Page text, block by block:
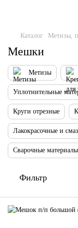
Каталог Метизы,
Мешки
Метизы
Уплотнительные
Круги отрезные
Лакокрасочные и
Сварочные материалы
Фильтр